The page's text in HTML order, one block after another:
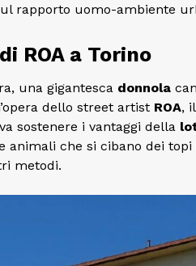
rapporto uomo-ambiente
ROA a Torino
una gigantesca donnola
dello street artist ROA,
sostenere i vantaggi della
animali che si cibano dei
metodi.